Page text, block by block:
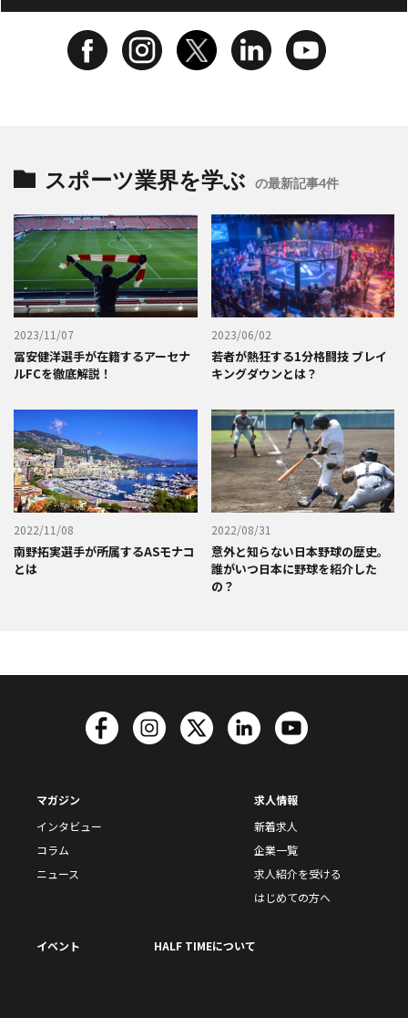
スポーツ業界を学ぶ の最新記事4件
2023/11/07
冨安健洋選手が在籍するアーセナ
ルFCを徹底解説！
2023/06/02
若者が熱狂する1分格闘技 ブレイ
キングダウンとは？
2022/11/08
南野拓実選手が所属するASモナコ
とは
2022/08/31
意外と知らない日本野球の歴史。
誰がいつ日本に野球を紹介した
の？
マガジン
インタビュー
コラム
ニュース
求人情報
新着求人
企業一覧
求人紹介を受ける
はじめての方へ
イベント HALF TIMEについて